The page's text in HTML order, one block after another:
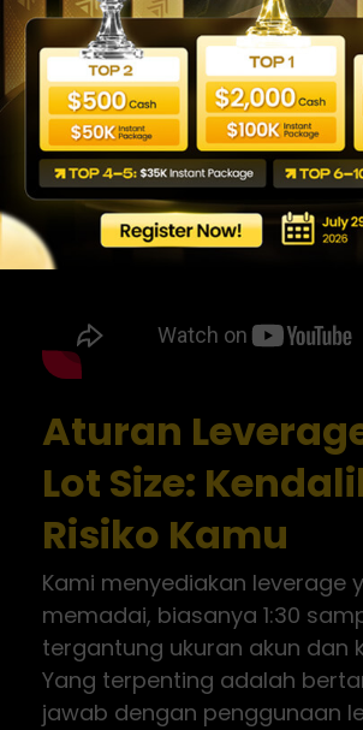
Aturan
Lot Size:
Risiko Kamu
Kami menyediakan leverage
memadai, biasanya 1:30
tergantung ukuran akun dan
Yang terpenting adalah
jawab dengan penggunaan